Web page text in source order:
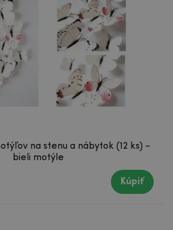
na stenu a nábytok (12 ks) -
bieli motýle
Kúpiť